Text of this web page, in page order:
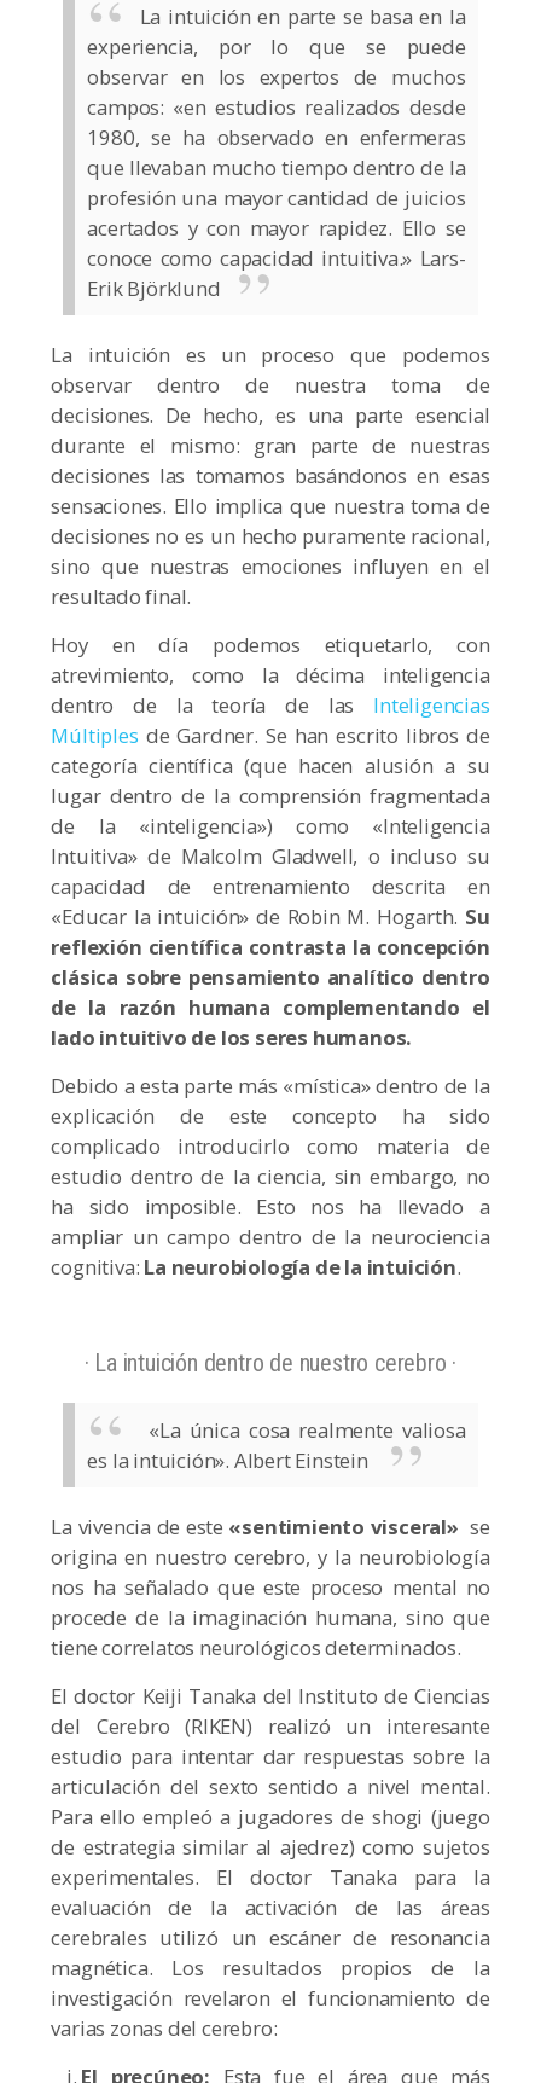
La intuición en parte se basa en la
experiencia, por lo que se puede
observar en los expertos de muchos
campos: «en estudios realizados desde
1980, se ha observado en enfermeras
que llevaban mucho tiempo dentro de la
profesión una mayor cantidad de juicios
acertados y con mayor rapidez. Ello se
conoce como capacidad intuitiva.» Lars-
Erik Björklund
La intuición es un proceso que podemos
observar dentro de nuestra toma de
decisiones. De hecho, es una parte esencial
durante el mismo: gran parte de nuestras
decisiones las tomamos basándonos en esas
sensaciones. Ello implica que nuestra toma de
decisiones no es un hecho puramente racional,
sino que nuestras emociones influyen en el
resultado final.
Hoy en día podemos etiquetarlo, con
atrevimiento, como la décima inteligencia
dentro de la teoría de las Inteligencias
Múltiples de Gardner. Se han escrito libros de
categoría científica (que hacen alusión a su
lugar dentro de la comprensión fragmentada
de la «inteligencia») como «Inteligencia
Intuitiva» de Malcolm Gladwell, o incluso su
capacidad de entrenamiento descrita en
«Educar la intuición» de Robin M. Hogarth. Su
reflexión científica contrasta la concepción
clásica sobre pensamiento analítico dentro
de la razón humana complementando el
lado intuitivo de los seres humanos.
Debido a esta parte más «mística» dentro de la
explicación de este concepto ha sido
complicado introducirlo como materia de
estudio dentro de la ciencia, sin embargo, no
ha sido imposible. Esto nos ha llevado a
ampliar un campo dentro de la neurociencia
cognitiva: La neurobiología de la intuición.
· La intuición dentro de nuestro cerebro ·
«La única cosa realmente valiosa
es la intuición». Albert Einstein
La vivencia de este «sentimiento visceral» se
origina en nuestro cerebro, y la neurobiología
nos ha señalado que este proceso mental no
procede de la imaginación humana, sino que
tiene correlatos neurológicos determinados.
El doctor Keiji Tanaka del Instituto de Ciencias
del Cerebro (RIKEN) realizó un interesante
estudio para intentar dar respuestas sobre la
articulación del sexto sentido a nivel mental.
Para ello empleó a jugadores de shogi (juego
de estrategia similar al ajedrez) como sujetos
experimentales. El doctor Tanaka para la
evaluación de la activación de las áreas
cerebrales utilizó un escáner de resonancia
magnética. Los resultados propios de la
investigación revelaron el funcionamiento de
varias zonas del cerebro:
El precúneo: Esta fue el área que más